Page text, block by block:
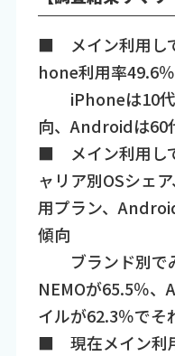
■ メイン利用し
hone利用率49.6
iPhoneは10代
向、Androidは60
■ メイン利用し
ャリア別OSシェ
用プラン、
傾向
ブランド別で
NEMOが65.5％
イルが62.3％でそ
■ 現在メイン利